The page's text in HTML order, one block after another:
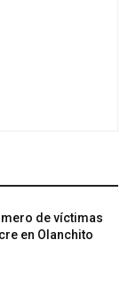
de víctimas
en Olanchito